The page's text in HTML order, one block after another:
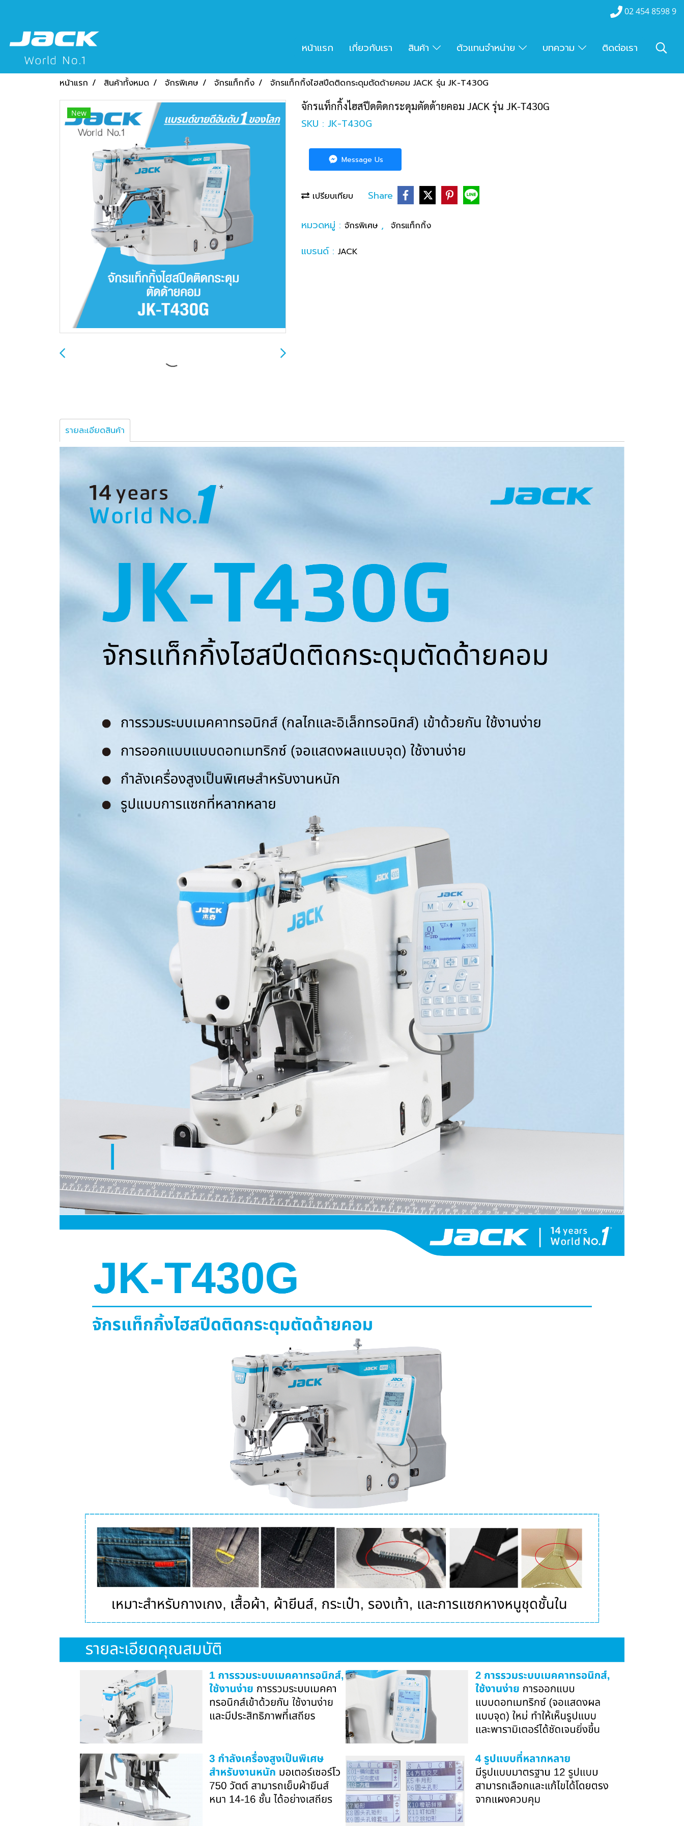
02 454 8598 9
หน้าแรก เกี่ยวกับเรา สินค้า ตัวแทนจำหน่าย บทความ ติดต่อเรา
หน้าแรก สินค้าทั้งหมด จักรพิเศษ จักรแท็กกิ้ง จักรแท็กกิ้งไฮสปีดติดกระดุมตัดด้ายคอม JACK รุ่น JK-T430G
New
จักรแท็กกิ้งไฮสปีดติดกระดุมตัดด้ายคอม JACK รุ่น JK-T430G
SKU : JK-T430G
Message Us
เปรียบเทียบ Share
หมวดหมู่ : จักรพิเศษ , จักรแท็กกิ้ง
แบรนด์ : JACK
รายละเอียดสินค้า